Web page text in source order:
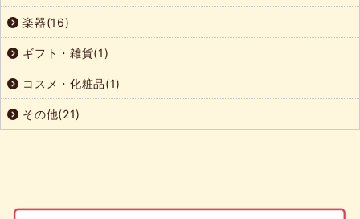
楽器(16)
ギフト・雑貨(1)
コスメ・化粧品(1)
その他(21)